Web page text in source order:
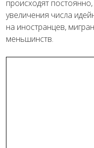
происходят
увеличения числа
на иностранцев,
меньшинств.